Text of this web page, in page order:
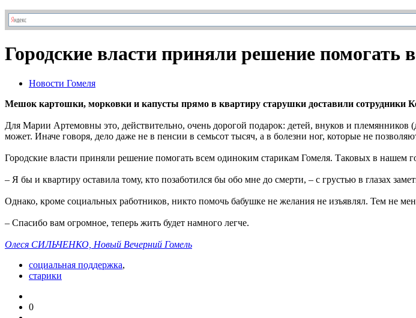
Городские власти приняли решение помогать
Новости Гомеля
Мешок картошки, морковки и капусты прямо в квартиру старушки доставили сотрудники
Для Марии Артемовны это, действительно, очень дорогой подарок: детей, внуков и
может. Иначе говоря, дело даже не в пенсии в семьсот тысяч, а в болезни ног, которые не
Городские власти приняли решение помогать всем одиноким старикам Гомеля. Таковых в
– Я бы и квартиру оставила тому, кто позаботился бы обо мне до смерти, – с грустью в глазах
Однако, кроме социальных работников, никто помочь бабушке не желания не изъявлял. Тем не
– Спасибо вам огромное, теперь жить будет намного легче.
Олеся СИЛЬЧЕНКО, Новый Вечерний Гомель
социальная поддержка,
старики
0